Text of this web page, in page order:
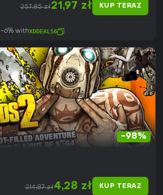
257,85 zł21,97 zł KUP TERAZ
-6% withXDDEALS6
-98%
214,87 zł4,28 zł KUP TERAZ